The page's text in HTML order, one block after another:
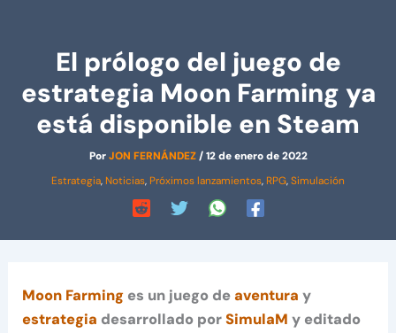
El prólogo del juego de
estrategia Moon Farming ya
está disponible en Steam
PorJON FERNÁNDEZ/12 de enero de 2022
Estrategia, Noticias, Próximos lanzamientos, RPG,Simulación
Moon Farming es un juego deaventura y
estrategia desarrollado porSimulaM y editado